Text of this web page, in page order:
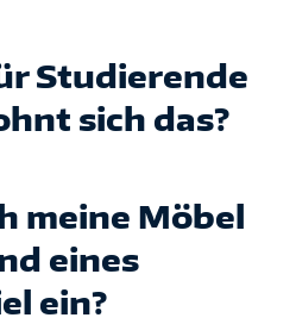
Studierende
sich das?
meine Möbel
eines
ein?